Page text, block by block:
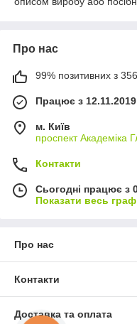
Про нас
99% позитивних з 356
Працює з 12.11.2019
м. Київ
проспект Академіка
Контакти
Сьогодні працює з
Показати весь
Про нас
Контакти
Доставка та оплата